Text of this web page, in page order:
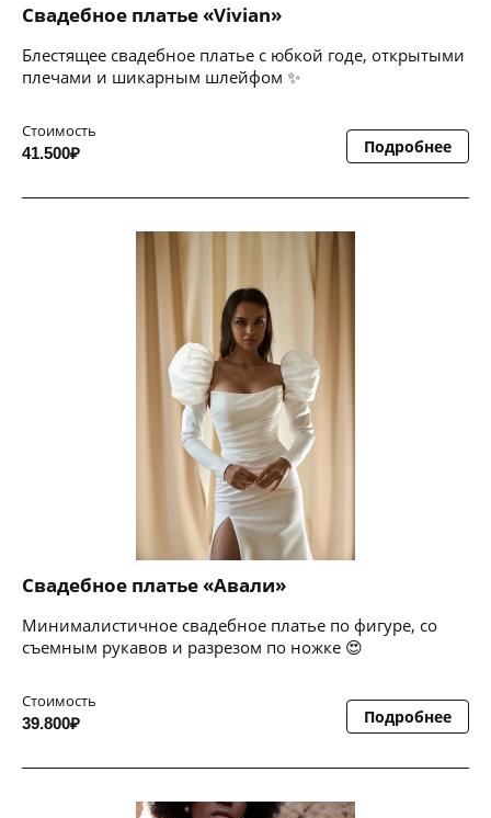
Свадебное платье «Vivian»
Блестящее свадебное платье с юбкой годе, открытыми
плечами и шикарным шлейфом ✨
Стоимость
41.500₽ Подробнее
Свадебное платье «Авали»
Минималистичное свадебное платье по фигуре, со
съемным рукавов и разрезом по ножке 😍
Стоимость
39.800₽ Подробнее